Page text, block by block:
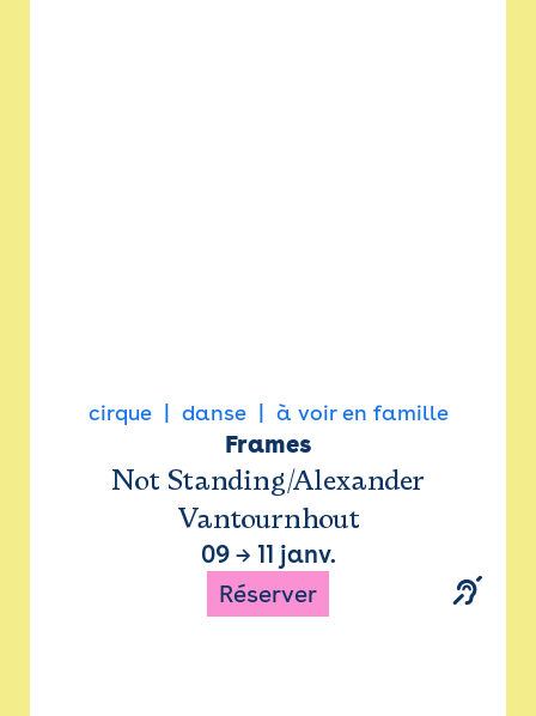
cirque danse à voir en famille
Frames
Not Standing/Alexander
Vantournhout
09→ 11 janv.
Réserver